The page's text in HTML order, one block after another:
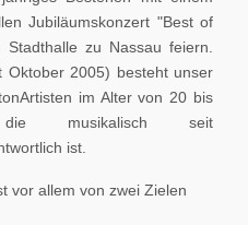
Jubiläumskonzert "Best of
zu Nassau feiern.
Oktober 2005) besteht unser
im Alter von 20 bis
musikalisch seit
ist.
vor allem von zwei Zielen